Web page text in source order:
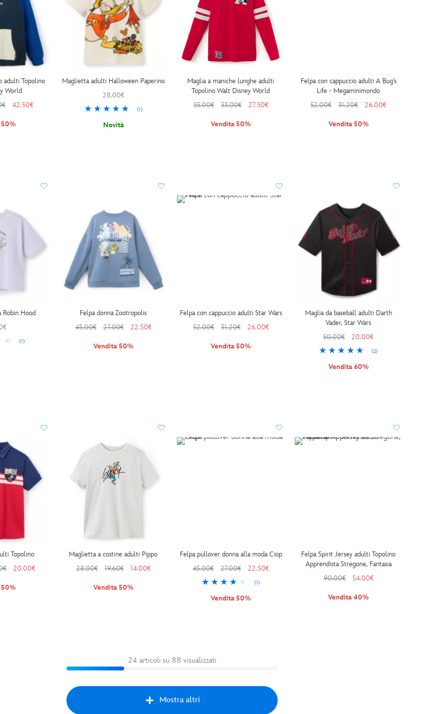
adulti Topolino
World
42.50€
50%
Maglietta adulti Halloween Paperino
28.00€
(1)
Novità
Maglia a maniche lunghe adulti
Topolino Walt Disney World
55.00€
33.00€ 27.50€
Vendita 50%
Felpa con cappuccio adulti A Bug's
Life - Megaminimondo
52.00€
31.20€ 26.00€
Vendita 50%
Robin Hood
(1)
Felpa donna Zootropolis
45.00€
27.00€ 22.50€
Vendita 50%
Felpa con cappuccio adulti Star Wars
52.00€
31.20€ 26.00€
Vendita 50%
Maglia da baseball adulti Darth
Vader, Star Wars
50.00€
20.00€
(2)
Vendita 60%
Topolino
20.00€
50%
Maglietta a costine adulti Pippo
28.00€
19.60€ 14.00€
Vendita 50%
Felpa pullover donna alla moda Ciop
45.00€
27.00€ 22.50€
(1)
Vendita 50%
Felpa Spirit Jersey adulti Topolino
Apprendista Stregone, Fantasia
90.00€
54.00€
Vendita 40%
24 articoli su 88 visualizzati
Mostra altri